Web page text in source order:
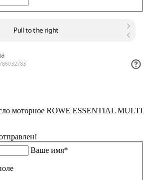
моторное ROWE ESSENTIAL MULTI
Ваше имя*